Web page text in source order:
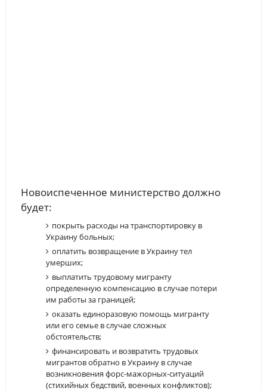
Новоиспеченное министерство должно
будет:
покрыть расходы на транспортировку в
Украину больных;
оплатить возвращение в Украину тел
умерших;
выплатить трудовому мигранту
определенную компенсацию в случае потери
им работы за границей;
оказать единоразовую помощь мигранту
или его семье в случае сложных
обстоятельств;
финансировать и возвратить трудовых
мигрантов обратно в Украину в случае
возникновения форс-мажорных-ситуаций
(стихийных бедствий, военных конфликтов);